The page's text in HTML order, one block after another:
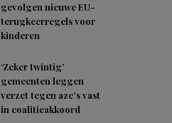
gevolgen nieuwe EU-
terugkeerregels voor
kinderen
‘Zeker twintig’
gemeenten leggen
verzet tegen azc’s vast
in coalitieakkoord